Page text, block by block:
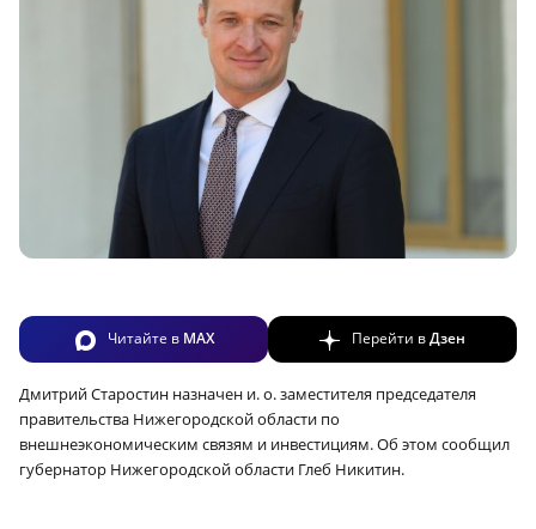
Читайте в MAX Перейти вДзен
Дмитрий Старостин назначен и. о. заместителя председателя
правительства Нижегородской области по
внешнеэкономическим связям и инвестициям. Об этом сообщил
губернатор Нижегородской области Глеб Никитин.